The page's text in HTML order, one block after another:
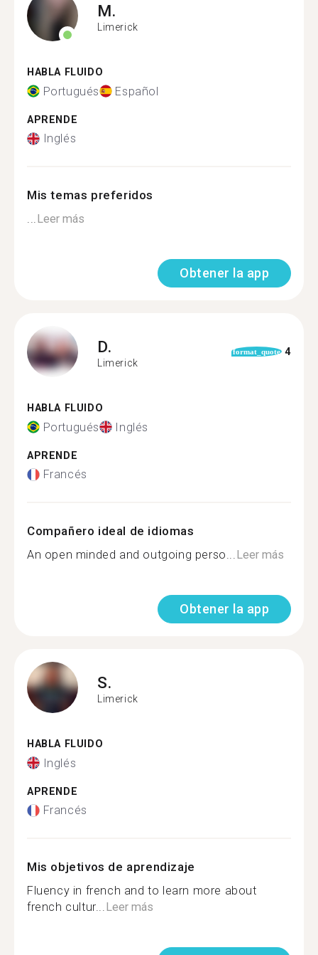
M.
Limerick
HABLA FLUIDO
Portugués Español
APRENDE
Inglés
Mis temas preferidos
...Leer más
Obtener la app
D.
Limerick
format_quote 4
HABLA FLUIDO
Portugués Inglés
APRENDE
Francés
Compañero ideal de idiomas
An open minded and outgoing perso...Leer más
Obtener la app
S.
Limerick
HABLA FLUIDO
Inglés
APRENDE
Francés
Mis objetivos de aprendizaje
Fluency in french and to learn more about
french cultur...Leer más